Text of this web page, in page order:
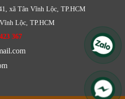
xã Tân Vĩnh Lộc, TP.HCM
Lộc, TP.HCM
367